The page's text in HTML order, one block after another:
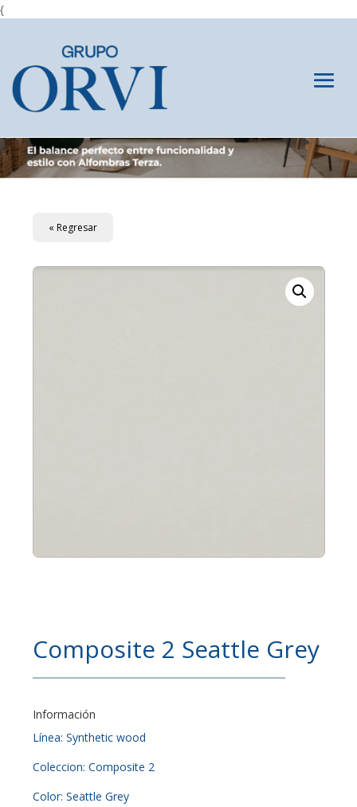
{
« Regresar
Composite 2 Seattle Grey
Información
Línea: Synthetic wood
Coleccion: Composite 2
Color: Seattle Grey